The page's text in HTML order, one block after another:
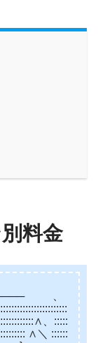
料金
、
:::::::::::::::
＼ :::::::::::::::